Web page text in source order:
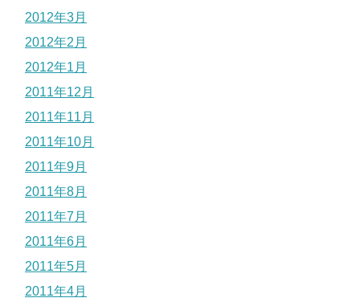
2012年3月
2012年2月
2012年1月
2011年12月
2011年11月
2011年10月
2011年9月
2011年8月
2011年7月
2011年6月
2011年5月
2011年4月